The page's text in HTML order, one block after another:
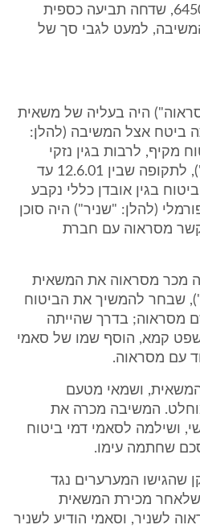
מיום 24.3.05 בת"א 6450/02, שדחה תביעה כספית
למעט לגבי סך של
(להלן: "מסראוה") היה בעליה של משאית
ביטח אצל המשיבה (להלן:
מקיף, לרבות בגין נזקי
שריפה (להלן: "הפוליסה"), לתקופה שבין 12.6.01 עד
ביטוח בגין אובדן כללי נקבע
הפורמלי (להלן: "שניר") היה סוכן
מסראוה עם חברת
מכר מסראוה את המשאית
"סאמי"), שבחר להמשיך את הביטוח
מסראוה; בדרך שהייתה
קמא, הוסף שמו של סאמי
עם מסראוה.
נשרפה המשאית, ושמאי מטעם
המשיבה מכרה את
ושילמה לסאמי דמי ביטוח
שהגישו המערערים נגד
שלאחר מכירת המשאית
לשניר, וסאמי הודיע לשניר